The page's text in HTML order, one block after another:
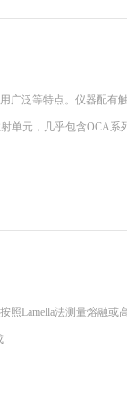
广泛等特点。仪器配有
单元，几乎包含OCA系
照Lamella法测量熔融或